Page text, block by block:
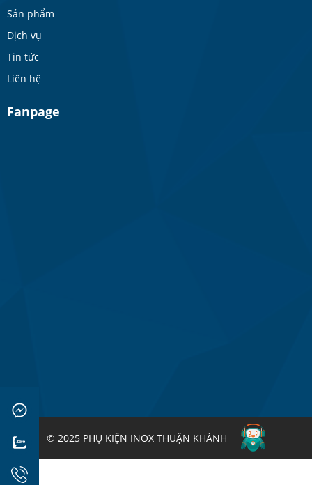
Sản phẩm
Dịch vụ
Tin tức
Liên hệ
Fanpage
© 2025 PHỤ KIỆN INOX THUẬN KHÁNH